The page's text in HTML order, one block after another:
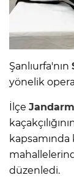
Şanlıurfa'nın
yönelik
İlçe
kapsamında
düzenledi.